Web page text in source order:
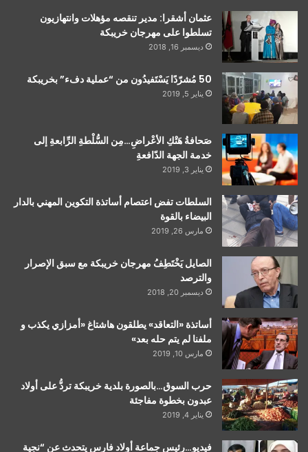
عثمان أشقرا: مدير تنقصه مؤهلات وانتهازيون
تسلطوا على مهرجان خريبكة
ديسمبر 16, 2018
50 مُشرّدًا يَسْتَفيدُون من “عملية دفء” بخريبكة
يناير 5, 2019
صَحافةُ هَتْكِ الأعْراضِ…مِن السُّلْطةِ الرِّابعةِ إلى
خدمة الجهة الدّافعةِ
يناير 3, 2019
السلطات تفض اعتصام أساتذة التكوين المهني بالدار
البيضاء بالقوة
مارس 26, 2019
الصايل يَخْتَطِفُ مهرجان خريبكة مع سبق الإصرار
والترصد
ديسمبر 20, 2018
أساتذة «التعاقد» يطلقون هاشتاغ «أمزازي يكذب و
ملفنا لم يتم حله بعد»
مارس 10, 2019
حرب السوق…بالصورة بلدية خريبكة تردُّ على أولاد
عبدون بخطوة مفاجئة
يناير 4, 2019
فيديو…رئيس جماعة أولاد فارس يتحدث عن “نجية